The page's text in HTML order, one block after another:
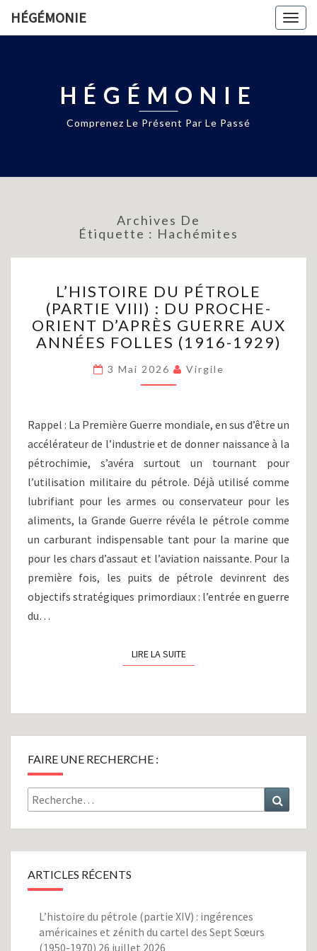
HÉGÉMONIE
HÉGÉMONIE
Comprenez Le Présent Par Le Passé
Archives De
Étiquette : Hachémites
DU
PÉTROLE
(PARTIE
VIII)
DU
PROCHE-
GUERRE
AUX
ANNÉES
FOLLES
1929)
L’HISTOIRE DU PÉTROLE
(PARTIE VIII) : DU PROCHE-
ORIENT D’APRÈS GUERRE AUX
ANNÉES FOLLES (1916-1929)
3 Mai 2026 Virgile
Rappel : La Première Guerre mondiale, en sus d’être un
accélérateur de l’industrie et de donner naissance à la
pétrochimie, s’avéra surtout un tournant pour
l’utilisation militaire du pétrole. Déjà utilisé comme
lubrifiant pour les armes ou conservateur pour les
aliments, la Grande Guerre révéla le pétrole comme
un carburant indispensable tant pour la marine que
pour les chars d’assaut et l’aviation naissante. Pour la
première fois, les puits de pétrole devinrent des
objectifs stratégiques primordiaux : l’entrée en guerre
du…
LIRE LA SUITELIRE LA SUITE
FAIRE UNE RECHERCHE :
Rechercher :
ARTICLES RÉCENTS
L’histoire du pétrole (partie XIV) : ingérences
américaines et zénith du cartel des Sept Sœurs
(1950-1970) 26 juillet 2026